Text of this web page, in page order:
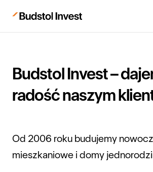
Budstol Invest –
radość naszym
Od 2006 roku budujemy
mieszkaniowe i domy